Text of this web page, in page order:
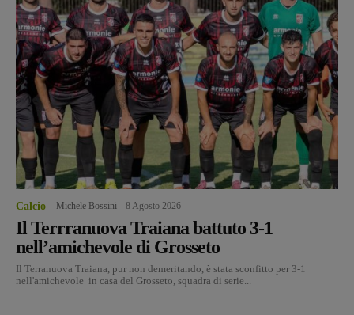
Calcio Michele Bossini 8 Agosto 2026
Il Terrranuova Traiana battuto 3-1
nell’amichevole di Grosseto
Il Terranuova Traiana, pur non demeritando, è stata sconfitto per 3-1
nell'amichevole in casa del Grosseto, squadra di serie...